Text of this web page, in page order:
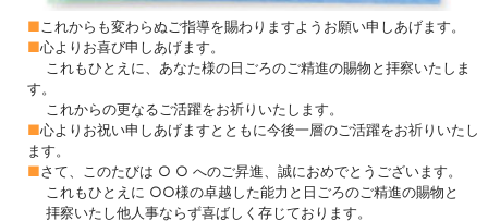
■ これからも変わらぬご指導を賜わりますようお願い申しあげます。
■心よりお喜び申しあげます。
これもひとえに、あなた様の日ごろのご精進の賜物と拝察いたしま
す。
これからの更なるご活躍をお祈りいたします。
■心よりお祝い申しあげますとともに今後一層のご活躍をお祈りいたし
ます。
■さて、このたびは ○ ○ へのご昇進、誠におめでとうございます。
これもひとえに ○○様の卓越した能力と日ごろのご精進の賜物と
拝察いたし他人事ならず喜ばしく存じております。